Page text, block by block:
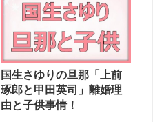
国生さゆりの旦那「上前
琢郎と甲田英司」離婚理
由と子供事情！